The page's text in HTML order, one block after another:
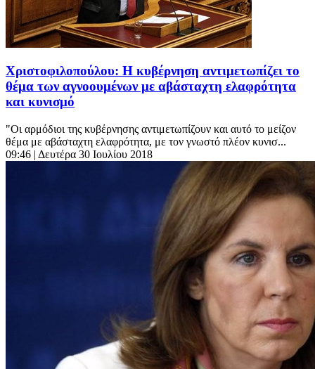
Χριστοφιλοπούλου: Η κυβέρνηση αντιμετωπίζει το
θέμα των αγνοουμένων με αβάσταχτη ελαφρότητα
και κυνισμό
"Οι αρμόδιοι της κυβέρνησης αντιμετωπίζουν και αυτό το μείζον
θέμα με αβάσταχτη ελαφρότητα, με τον γνωστό πλέον κυνισ...
09:46 | Δευτέρα 30 Ιουλίου 2018